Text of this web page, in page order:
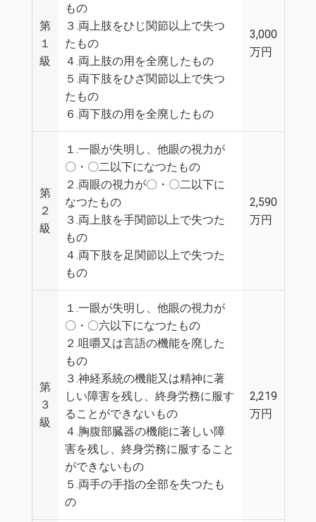
第
１
級
もの
３.両上肢をひじ関節以上で失つ
たもの
４.両上肢の用を全廃したもの
５.両下肢をひざ関節以上で失つ
たもの
６.両下肢の用を全廃したもの
3,000
万円
第
２
級
１.一眼が失明し、他眼の視力が
〇・〇二以下になつたもの
２.両眼の視力が〇・〇二以下に
なつたもの
３.両上肢を手関節以上で失つた
もの
４.両下肢を足関節以上で失つた
もの
2,590
万円
第
３
級
１.一眼が失明し、他眼の視力が
〇・〇六以下になつたもの
２.咀嚼又は言語の機能を廃した
もの
３.神経系統の機能又は精神に著
しい障害を残し、終身労務に服す
ることができないもの
４.胸腹部臓器の機能に著しい障
害を残し、終身労務に服すること
ができないもの
５.両手の手指の全部を失つたも
の
2,219
万円